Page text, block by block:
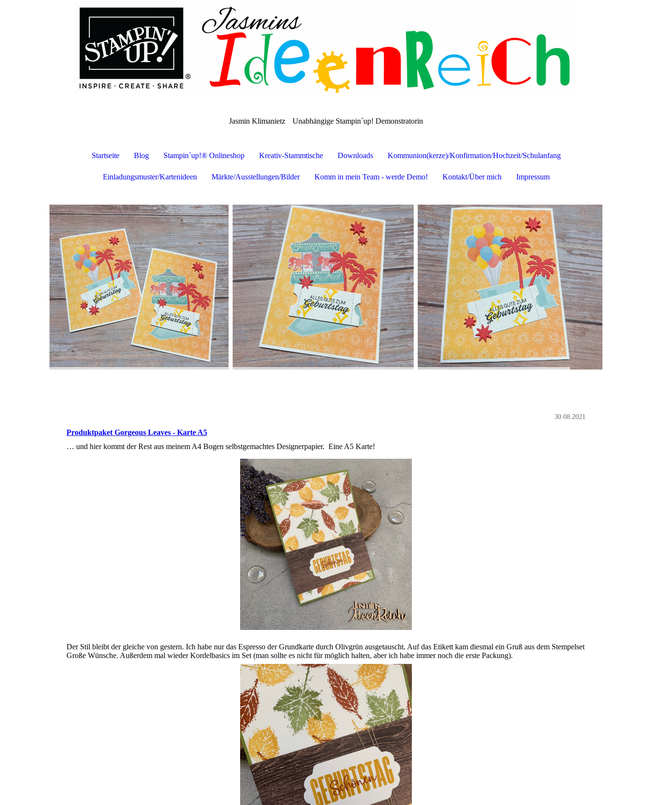
Jasmin Klimanietz Unabhängige Stampin´up! Demonstratorin
Startseite Blog Stampin´up!® Onlineshop Kreativ-Stammtische Downloads Kommunion(kerze)/Konfirmation/Hochzeit/Schulanfang
Einladungsmuster/Kartenideen Märkte/Ausstellungen/Bilder Komm in mein Team - werde Demo! Kontakt/Über mich Impressum
30.08.2021
Produktpaket Gorgeous Leaves - Karte A5
… und hier kommt der Rest aus meinem A4 Bogen selbstgemachtes Designerpapier. Eine A5 Karte!
Der Stil bleibt der gleiche von gestern. Ich habe nur das Espresso der Grundkarte durch Olivgrün ausgetauscht. Auf das Etikett kam diesmal ein Gruß aus dem Stempelset
Große Wünsche. Außerdem mal wieder Kordelbasics im Set (man sollte es nicht für möglich halten, aber ich habe immer noch die erste Packung).